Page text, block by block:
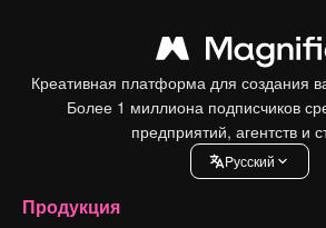
Креативная платформа для создания
Более 1 миллиона подписчиков
предприятий, агентств и
Pусский
Продукция